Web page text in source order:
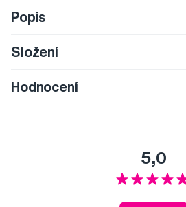
Popis
Složení
Hodnocení
5,0